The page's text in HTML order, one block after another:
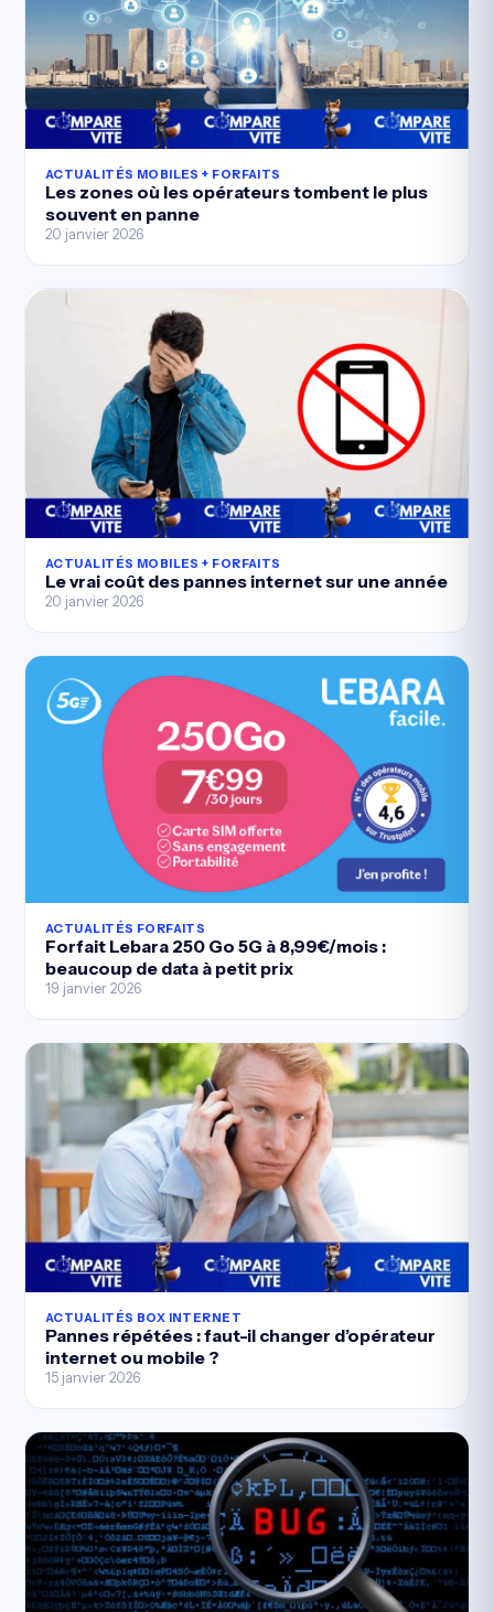
ACTUALITÉS MOBILES + FORFAITS
Les zones où les opérateurs tombent le plus
souvent en panne
20 janvier 2026
ACTUALITÉS MOBILES + FORFAITS
Le vrai coût des pannes internet sur une année
20 janvier 2026
ACTUALITÉS FORFAITS
Forfait Lebara 250 Go 5G à 8,99€/mois :
beaucoup de data à petit prix
19 janvier 2026
ACTUALITÉS BOX INTERNET
Pannes répétées : faut-il changer d’opérateur
internet ou mobile ?
15 janvier 2026